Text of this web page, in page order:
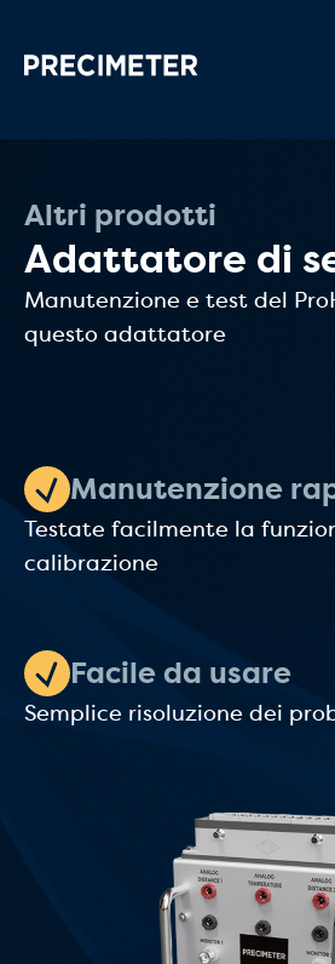
Altri prodotti
Adattatore di
Manutenzione e test del
questo adattatore
Manutenzione
Testate facilmente la
calibrazione
Facile da usare
Semplice risoluzione dei